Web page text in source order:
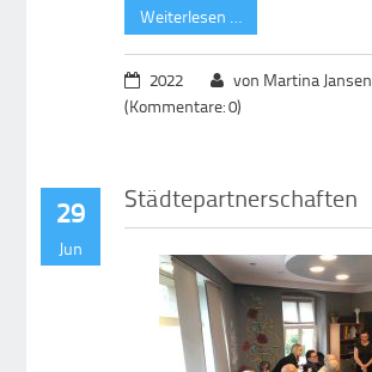
Weiterlesen …
2022
von Martina Jansen
(Kommentare: 0)
29
Jun
Städtepartnerschaften